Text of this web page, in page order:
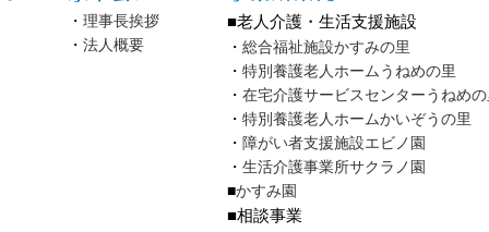
・ 理事長挨拶
・ 法人概要
■老人介護・生活支援施設
・ 総合福祉施設かすみの里
・ 特別養護老人ホームうねめの里
・ 在宅介護サービスセンターうねめ
・ 特別養護老人ホームかいぞうの里
・ 障がい者支援施設エビノ園
・ 生活介護事業所サクラノ園
■かすみ園
■相談事業